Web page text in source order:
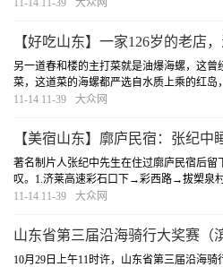
11-14 11-39 大众网
【好吃山东】一家126岁的老店
老记忆
另一道春和楼的主打菜就是油爆海螺，这
菜，这道菜的海螺都严选自水质上乘的红岛
是春和楼的传统名菜之一，也是鲁菜海鲜代
11-14 11-39 大众网
【美宿山东】廓庐民宿：张纪中
著名制片人张纪中先生在住过廓庐民宿后留
叹。1.济莱高速彩石口下→彩西路→拔槊
→103省道→327省道→西营镇→彩西路→拔
11-14 11-39 大众网
山东省第三届沿海骑行大奖赛（
10月29日上午11时许，山东省第三届沿海